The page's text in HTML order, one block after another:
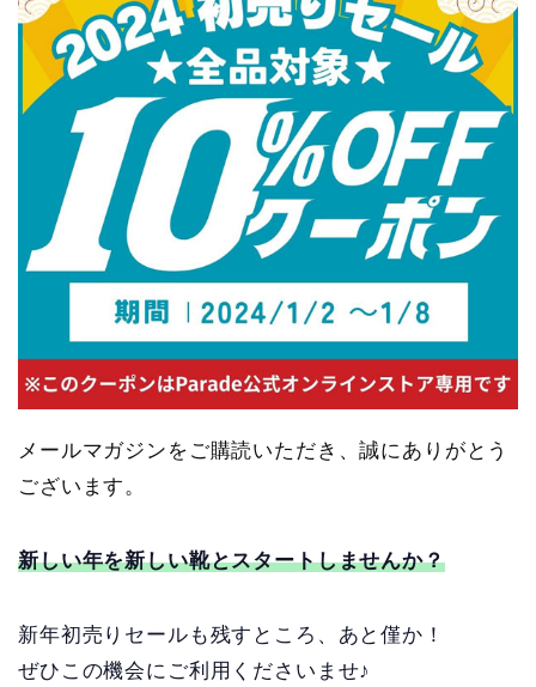
メールマガジンをご購読いただき、誠にありがとう
ございます。
新しい年を新しい靴とスタートしませんか？
新年初売りセールも残すところ、あと僅か！
ぜひこの機会にご利用くださいませ♪